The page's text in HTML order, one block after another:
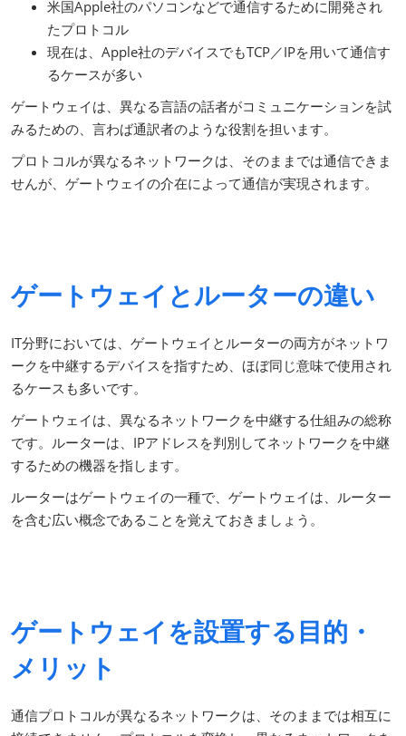
米国Apple社のパソコンなどで通信するために開発され
たプロトコル
現在は、Apple社のデバイスでもTCP／IPを用いて通信す
るケースが多い
ゲートウェイは、異なる言語の話者がコミュニケーションを試
みるための、言わば通訳者のような役割を担います。
プロトコルが異なるネットワークは、そのままでは通信できま
せんが、ゲートウェイの介在によって通信が実現されます。
ゲートウェイとルーターの違い
IT分野においては、ゲートウェイとルーターの両方がネットワ
ークを中継するデバイスを指すため、ほぼ同じ意味で使用され
るケースも多いです。
ゲートウェイは、異なるネットワークを中継する仕組みの総称
です。ルーターは、IPアドレスを判別してネットワークを中継
するための機器を指します。
ルーターはゲートウェイの一種で、ゲートウェイは、ルーター
を含む広い概念であることを覚えておきましょう。
ゲートウェイを設置する目的・
メリット
通信プロトコルが異なるネットワークは、そのままでは相互に